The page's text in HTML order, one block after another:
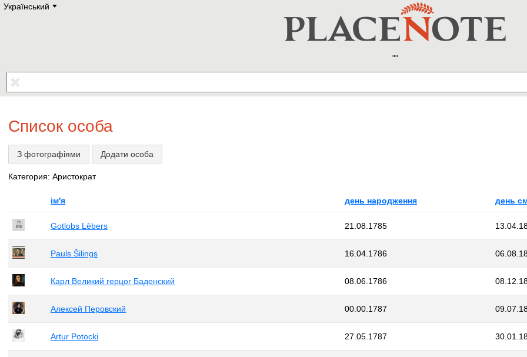
Український E
Deutsch
Polski
Hebrew
Список особа
З фотографіями Додати особа
Категория: Аристократ
ім'я день народження день
Gotlobs Lēbers 21.08.1785
Pauls Šilings 16.04.1786
Карл Великий герцог Баденский 08.06.1786
Алексей Перовский 00.00.1787
Artur Potocki 27.05.1787